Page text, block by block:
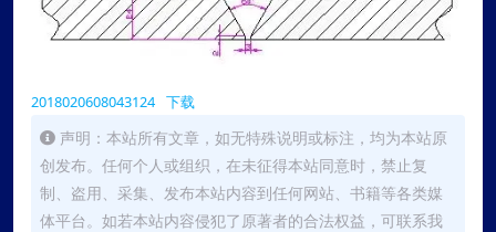
2018020608043124 下载
声明：本站所有文章，如无特殊说明或标注，均为本站原
创发布。任何个人或组织，在未征得本站同意时，禁止复
制、盗用、采集、发布本站内容到任何网站、书籍等各类媒
体平台。如若本站内容侵犯了原著者的合法权益，可联系我